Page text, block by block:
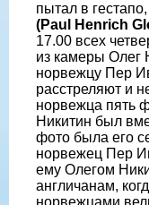
пытал в
(Paul Henrich
17.00 всех
из камеры Олег
норвежцу Пер
расстреляют и
норвежца пять
Никитин был
фото была его
норвежец Пер
ему Олегом
англичанам,
норвежцами